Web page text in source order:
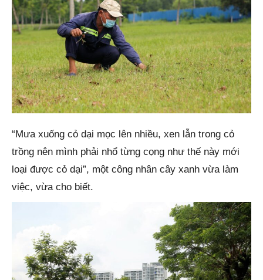
“Mưa xuống cỏ dại mọc lên nhiều, xen lẫn trong cỏ
trồng nên mình phải nhổ từng cọng như thế này mới
loại được cỏ dại”, một công nhân cây xanh vừa làm
việc, vừa cho biết.